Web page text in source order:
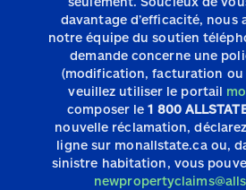
davantage d’efficacité, nous
notre équipe du soutien
demande concerne une
(modification, facturation ou
veuillez utiliser le portail
composer le1 800
nouvelle réclamation,
ligne sur monallstate.ca ou,
sinistre habitation, vous